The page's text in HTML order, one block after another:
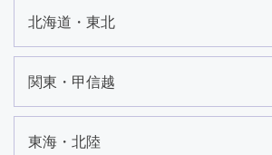
北海道・東北
関東・甲信越
東海・北陸